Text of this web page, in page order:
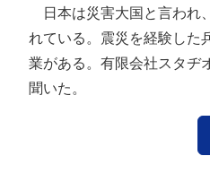
日本は災害大国と言われ
れている。震災を経験した
業がある。有限会社スタヂ
聞いた。